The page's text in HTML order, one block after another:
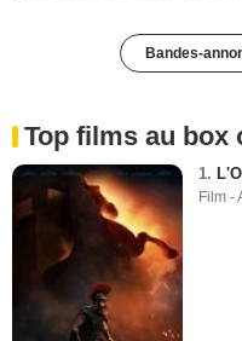
Bandes-
Top films au box
1.
Film -